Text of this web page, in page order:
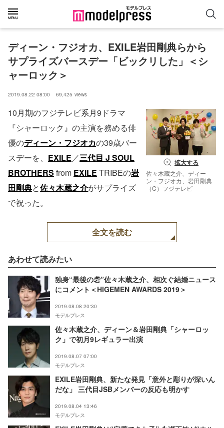
ディーン・フジオカ、EXILE岩田剛典らから
サプライズバースデー「ビックリした」＜シ
ャーロック＞
2019.08.22 08:00 69,425 views
拡大する
佐々木蔵之介、ディー
ン・フジオカ、岩田剛典
（C）フジテレビ
10月期のフジテレビ系月9ドラマ
『シャーロック』の主演を務める俳
優のディーン・フジオカの39歳バー
スデーを、 EXILE／三代目 J SOUL
BROTHERS from EXILE TRIBEの岩
田剛典と佐々木蔵之介がサプライズ
で祝った。
全文を読む
あわせて読みたい
独身“最後の砦”佐々木蔵之介、相次ぐ結婚ニュース
にコメント＜HIGEMEN AWARDS 2019＞
2019.08.08 20:30
モデルプレス
佐々木蔵之介、ディーン＆岩田剛典「シャーロッ
ク」で初月9レギュラー出演
2019.08.07 07:00
モデルプレス
EXILE岩田剛典、新たな発見「意外と彫りが深いん
だな」 三代目JSBメンバーの反応も明かす
2019.08.04 13:46
モデルプレス